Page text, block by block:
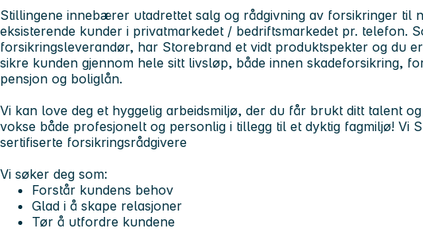
Stillingene innebærer utadrettet salg og rådgivning av forsikringer til
eksisterende kunder i privatmarkedet / bedriftsmarkedet pr. telefon.
forsikringsleverandør, har Storebrand et vidt produktspekter og du
sikre kunden gjennom hele sitt livsløp, både innen skadeforsikring,
pensjon og boliglån.
Vi kan love deg et hyggelig arbeidsmiljø, der du får brukt ditt talent
vokse både profesjonelt og personlig i tillegg til et dyktig fagmiljø! Vi
sertifiserte forsikringsrådgivere
Vi søker deg som:
Forstår kundens behov
Glad i å skape relasjoner
Tør å utfordre kundene